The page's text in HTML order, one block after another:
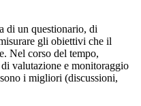
di un questionario, di
gli obiettivi che il
Nel corso del tempo,
valutazione e monitoraggio
i migliori (discussioni,